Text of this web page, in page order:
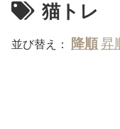
猫トレ
並び替え：